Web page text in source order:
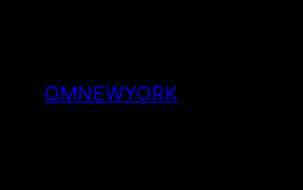
content
OMNEWYORK